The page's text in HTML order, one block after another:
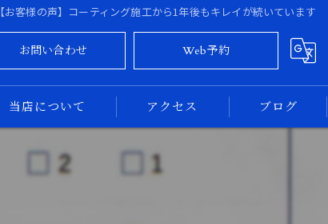
【お客様の声】コーティング施工から1年後もキレイが続いています
お問い合わせ Web予約
当店について
大阪のカーコーティング
アクセス ブログ